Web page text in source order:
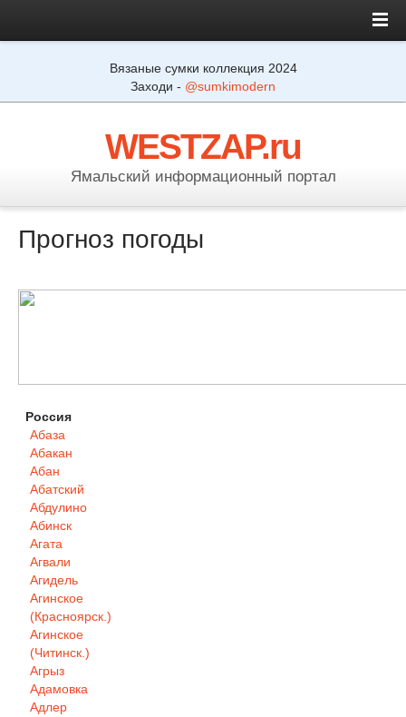
Вязаные сумки коллекция 2024
Заходи - @sumkimodern
WESTZAP.ru
Ямальский информационный портал
Прогноз погоды
Россия
Абаза
Абакан
Абан
Абатский
Абдулино
Абинск
Агата
Агвали
Агидель
Агинское
(Красноярск.)
Агинское
(Читинск.)
Агрыз
Адамовка
Адлер